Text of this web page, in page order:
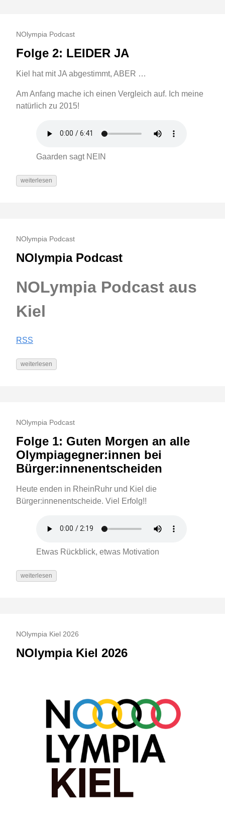
NOlympia Podcast
Folge 2: LEIDER JA
Kiel hat mit JA abgestimmt, ABER …
Am Anfang mache ich einen Vergleich auf. Ich meine
natürlich zu 2015!
Gaarden sagt NEIN
weiterlesen
NOlympia Podcast
NOlympia Podcast
NOLympia Podcast aus
Kiel
RSS
weiterlesen
NOlympia Podcast
Folge 1: Guten Morgen an alle
Olympiagegner:innen bei
Bürger:innenentscheiden
Heute enden in RheinRuhr und Kiel die
Bürger:innenentscheide. Viel Erfolg!!
Etwas Rückblick, etwas Motivation
weiterlesen
NOlympia Kiel 2026
NOlympia Kiel 2026